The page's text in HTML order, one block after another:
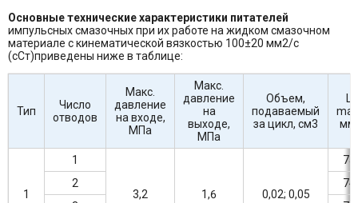
Основные технические характеристики питателей
импульсных смазочных при их работе на жидком смазочном
материале с кинематической вязкостью 100±20 мм2/с
(сСт)приведены ниже в таблице:
Тип
Число
отводов
Макс.
давление
на входе,
МПа
Макс.
давление
на
выходе,
МПа
Объем,
подаваемый
за цикл, см3
L
мм,
1
1
3,2 1,6 0,02; 0,05
78
2
74